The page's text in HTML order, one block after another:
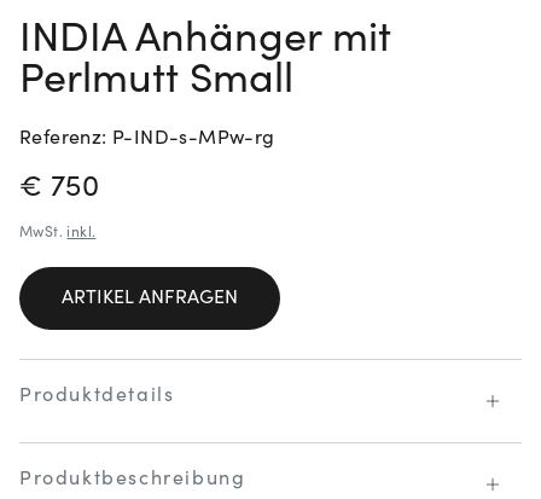
INDIA Anhänger mit
Perlmutt Small
Referenz: P-IND-s-MPw-rg
PREISINFORMATIONEN
€ 750
MwSt. inkl.
ARTIKEL ANFRAGEN
Produktdetails
Produktbeschreibung